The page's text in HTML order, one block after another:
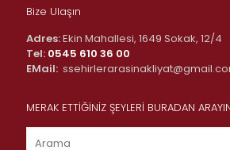
Bize Ulaşın
Adres:Ekin Mahallesi, 1649 Sokak, 12/4
Tel: 0545 610 36 00
EMail:
MERAK ETTİĞİNİZ ŞEYLERİ BURADAN